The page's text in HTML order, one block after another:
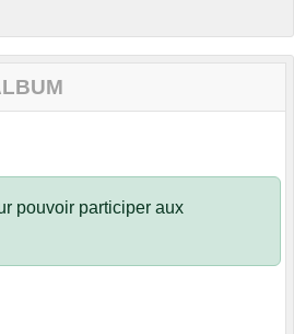
pouvoir participer aux